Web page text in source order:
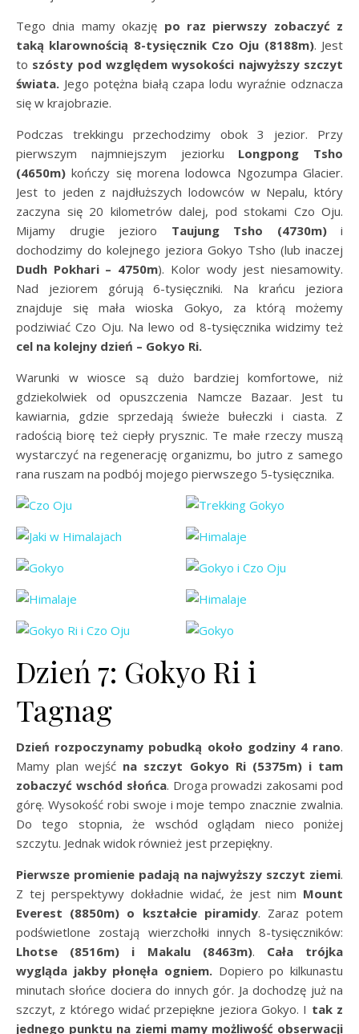
Tego dnia mamy okazję po raz pierwszy zobaczyć z
taką klarownością 8-tysięcznik Czo Oju (8188m). Jest
to szósty pod względem wysokości najwyższy szczyt
świata. Jego potężna białą czapa lodu wyraźnie odznacza
się w krajobrazie.
Podczas trekkingu przechodzimy obok 3 jezior. Przy
pierwszym najmniejszym jeziorku Longpong Tsho
(4650m) kończy się morena lodowca Ngozumpa Glacier.
Jest to jeden z najdłuższych lodowców w Nepalu, który
zaczyna się 20 kilometrów dalej, pod stokami Czo Oju.
Mijamy drugie jezioro Taujung Tsho (4730m)i
dochodzimy do kolejnego jeziora Gokyo Tsho (lub inaczej
Dudh Pokhari – 4750m). Kolor wody jest niesamowity.
Nad jeziorem górują 6-tysięczniki. Na krańcu jeziora
znajduje się mała wioska Gokyo, za którą możemy
podziwiać Czo Oju. Na lewo od 8-tysięcznika widzimy też
cel na kolejny dzień – Gokyo Ri.
Warunki w wiosce są dużo bardziej komfortowe, niż
gdziekolwiek od opuszczenia Namcze Bazaar. Jest tu
kawiarnia, gdzie sprzedają świeże bułeczki i ciasta. Z
radością biorę też ciepły prysznic. Te małe rzeczy muszą
wystarczyć na regenerację organizmu, bo jutro z samego
rana ruszam na podbój mojego pierwszego 5-tysięcznika.
Dzień 7: Gokyo Ri i
Tagnag
Dzień rozpoczynamy pobudką około godziny 4 rano.
Mamy plan wejść na szczyt Gokyo Ri (5375m) i tam
zobaczyć wschód słońca. Droga prowadzi zakosami pod
górę. Wysokość robi swoje i moje tempo znacznie zwalnia.
Do tego stopnia, że wschód oglądam nieco poniżej
szczytu. Jednak widok również jest przepiękny.
Pierwsze promienie padają na najwyższy szczyt ziemi.
Z tej perspektywy dokładnie widać, że jest nim Mount
Everest (8850m) o kształcie piramidy. Zaraz potem
podświetlone zostają wierzchołki innych 8-tysięczników:
Lhotse (8516m) i Makalu
(8463m). Cała trójka
wygląda jakby płonęła ogniem. Dopiero po kilkunastu
minutach słońce dociera do innych gór. Ja dochodzę już na
szczyt, z którego widać przepiękne jeziora Gokyo. I tak z
jednego punktu na ziemi mamy możliwość obserwacji